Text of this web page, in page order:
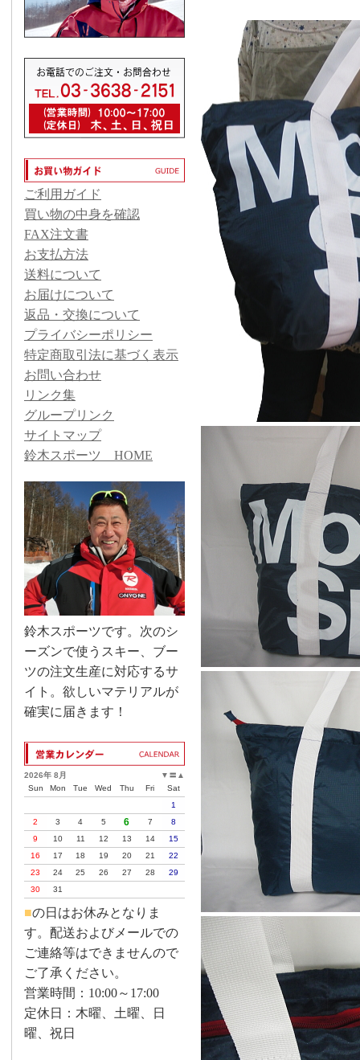
ご利用ガイド
買い物の中身を確認
FAX注文書
お支払方法
送料について
お届けについて
返品・交換について
プライバシーポリシー
特定商取引法に基づく表示
お問い合わせ
リンク集
グループリンク
サイトマップ
鈴木スポーツ HOME
鈴木スポーツです。次のシ
ーズンで使うスキー、ブー
ツの注文生産に対応するサ
イト。欲しいマテリアルが
確実に届きます！
▲
〓
▼
2026年 8月
Sun
Mon Tue Wed Thu Fri
Sat
1
2
3 4 5 6 7
8
9
10 11 12 13 14
15
16
17 18 19 20 21
22
23
24 25 26 27 28
29
30
31
■の日はお休みとなりま
す。配送およびメールでの
ご連絡等はできませんので
ご了承ください。
営業時間：10:00～17:00
定休日：木曜、土曜、日
曜、祝日